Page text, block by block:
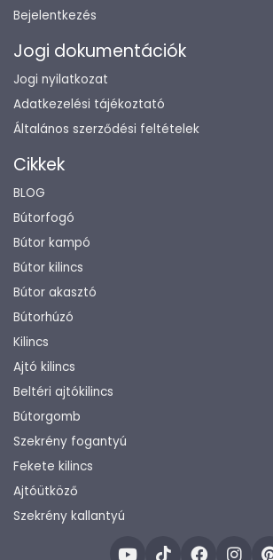
Bejelentkezés
Jogi dokumentációk
Jogi nyilatkozat
Adatkezelési tájékoztató
Általános szerződési feltételek
Cikkek
BLOG
Bútorfogó
Bútor kampó
Bútor kilincs
Bútor akasztó
Bútorhúzó
Kilincs
Ajtó kilincs
Beltéri ajtókilincs
Bútorgomb
Szekrény fogantyú
Fekete kilincs
Ajtóütköző
Szekrény kallantyú